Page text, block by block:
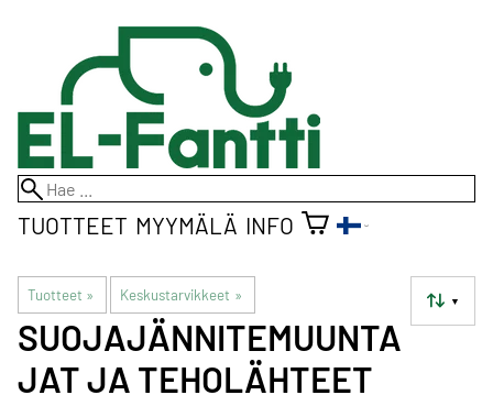
TUOTTEET MYYMÄLÄ INFO
Tuotteet ‪» Keskustarvikkeet ‪» ▼
SUOJAJÄNNITEMUUNTA
JAT JA TEHOLÄHTEET